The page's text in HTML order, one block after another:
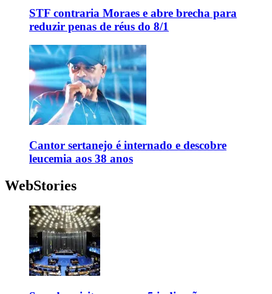
STF contraria Moraes e abre brecha para
reduzir penas de réus do 8/1
Cantor sertanejo é internado e descobre
leucemia aos 38 anos
WebStories